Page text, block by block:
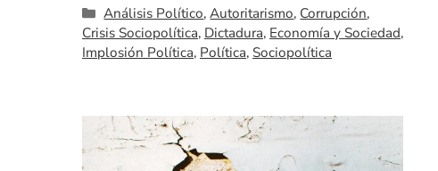
Categorías
Análisis Político,Autoritarismo, Corrupción,
Crisis Sociopolítica, Dictadura, Economía y Sociedad,
Implosión Política, Política, Sociopolítica